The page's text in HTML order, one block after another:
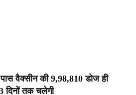
वैक्सीन की 9,98,810 डोज ही
दिनों तक चलेगी